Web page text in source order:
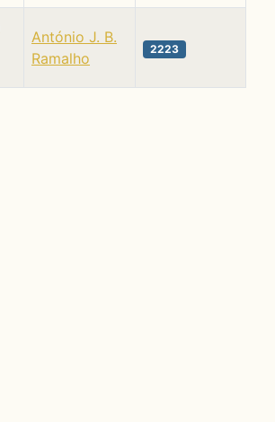
António J. B.
Ramalho
2223